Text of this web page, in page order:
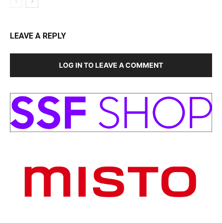
LEAVE A REPLY
LOG IN TO LEAVE A COMMENT